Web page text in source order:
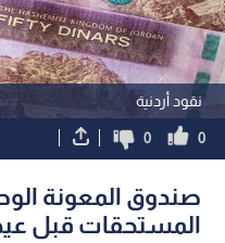
نقود أردنية
0
0
صندوق المعونة
المستحقات قبل